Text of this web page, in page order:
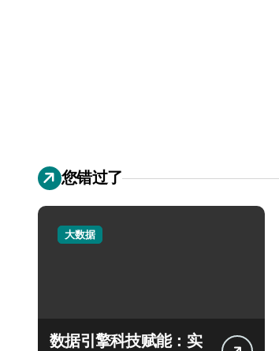
您错过了
大数据
数据引擎科技赋能：实